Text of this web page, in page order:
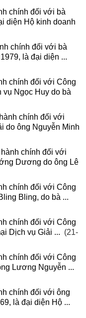
chính đối với bà
diện Hộ kinh doanh
chính đối với bà
là đại diện ...
chính đối với Công
Ngọc Huy do bà
chính đối với
do ông Nguyễn Minh
chính đối với
Dương do ông Lê
chính đối với Công
Bling, do bà ...
chính đối với Công
Dịch vụ Giải ... (21-
chính đối với Công
Lương Nguyễn ...
chính đối với ông
là đại diện Hộ ...